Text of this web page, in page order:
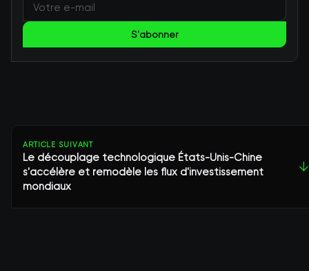
S'abonner
ARTICLE SUIVANT
Le découplage technologique États-Unis-Chine
s'accélère et remodèle les flux d'investissement
mondiaux
↓